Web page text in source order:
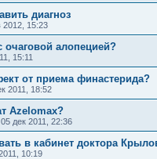
диагноз
2012, 15:23
очаговой алопецией?
15:11
от приема финастерида?
2011, 18:52
Azelomax?
05 дек 2011, 22:36
в кабинет доктора
10:19